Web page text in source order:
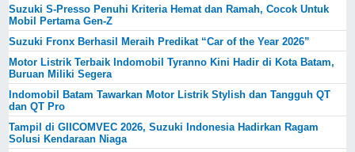
Suzuki S-Presso Penuhi Kriteria Hemat dan Ramah, Cocok Untuk
Mobil Pertama Gen-Z
Suzuki Fronx Berhasil Meraih Predikat “Car of the Year 2026”
Motor Listrik Terbaik Indomobil Tyranno Kini Hadir di Kota Batam,
Buruan Miliki Segera
Indomobil Batam Tawarkan Motor Listrik Stylish dan Tangguh QT
dan QT Pro
Tampil di GIICOMVEC 2026, Suzuki Indonesia Hadirkan Ragam
Solusi Kendaraan Niaga